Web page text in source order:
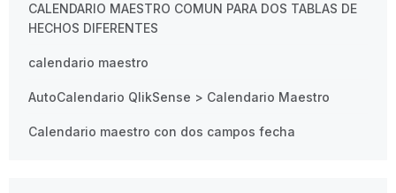
CALENDARIO MAESTRO COMUN PARA DOS TABLAS DE
HECHOS DIFERENTES
calendario maestro
AutoCalendario QlikSense > Calendario Maestro
Calendario maestro con dos campos fecha